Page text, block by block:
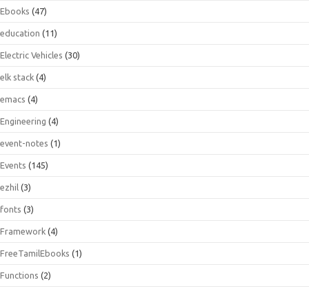
Ebooks (47)
education (11)
Electric Vehicles (30)
elk stack (4)
emacs (4)
Engineering (4)
event-notes (1)
Events (145)
ezhil (3)
fonts (3)
Framework (4)
FreeTamilEbooks (1)
Functions (2)